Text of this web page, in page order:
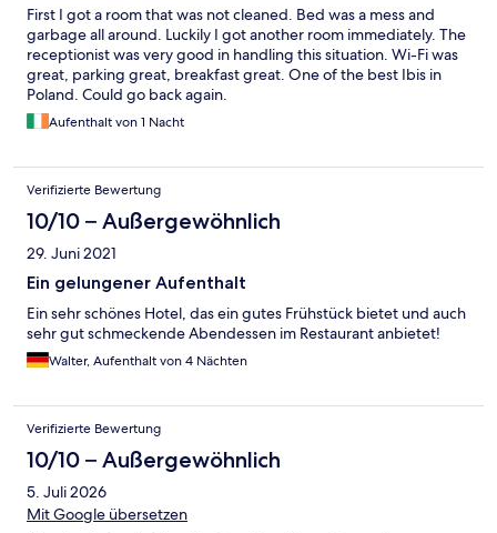
First I got a room that was not cleaned. Bed was a mess and
garbage all around. Luckily I got another room immediately. The
receptionist was very good in handling this situation. Wi-Fi was
great, parking great, breakfast great. One of the best Ibis in
Poland. Could go back again.
Aufenthalt von 1 Nacht
Verifizierte Bewertung
10/10 – Außergewöhnlich
29. Juni 2021
Ein gelungener Aufenthalt
Ein sehr schönes Hotel, das ein gutes Frühstück bietet und auch
sehr gut schmeckende Abendessen im Restaurant anbietet!
Walter, Aufenthalt von 4 Nächten
Verifizierte Bewertung
10/10 – Außergewöhnlich
5. Juli 2026
Mit Google übersetzen